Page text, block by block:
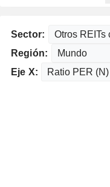
Sector:
Región:
Eje X: